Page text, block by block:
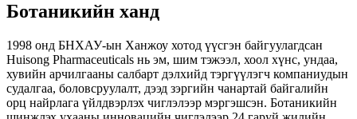
Ботаникийн ханд
1998 онд БНХАУ-ын Ханжоу хотод үүсгэн байгуулагдсан
Huisong Pharmaceuticals нь эм, шим тэжээл, хоол хүнс, ундаа,
хувийн арчилгааны салбарт дэлхийд тэргүүлэгч компаниудын
судалгаа, боловсруулалт, дээд зэргийн чанартай байгалийн
орц найрлага үйлдвэрлэх чиглэлээр мэргэшсэн. Ботаникийн